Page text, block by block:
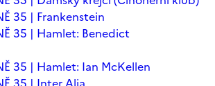
35 | Frankenstein
35 | Hamlet: Benedict
35 | Hamlet: Ian McKellen